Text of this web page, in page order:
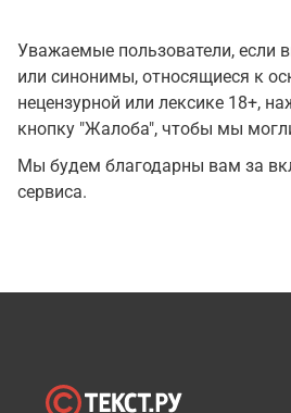
Уважаемые пользователи, если
или синонимы, относящиеся к
нецензурной или лексике 18+,
кнопку "Жалоба", чтобы мы
Мы будем благодарны вам за
сервиса.